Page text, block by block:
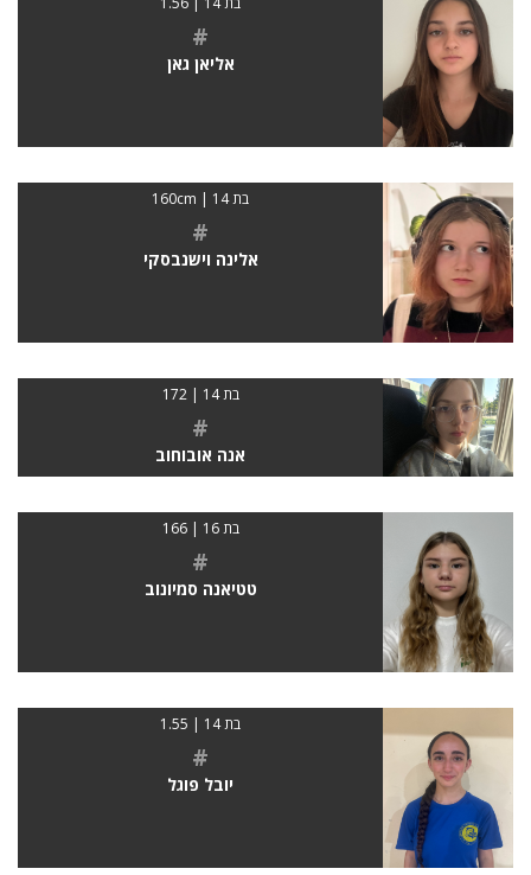
#
אליאן גאן
בת 14 | 160cm
#
אלינה וישנבסקי
בת 14 | 172
#
אנה אובוחוב
בת 16 | 166
#
טטיאנה סמיונוב
בת 14 | 1.55
#
יובל פוגל